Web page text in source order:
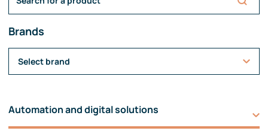
Brands
Select brand
Automation and digital solutions